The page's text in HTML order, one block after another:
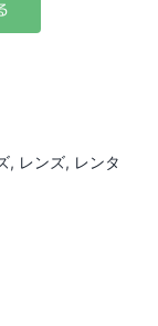
, レンズ, レンタ